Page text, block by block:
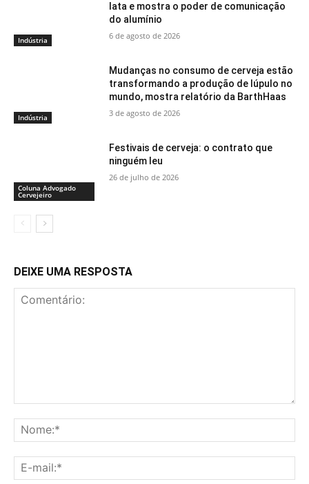
Indústria
lata e mostra o poder de comunicação
do alumínio
6 de agosto de 2026
Indústria
Mudanças no consumo de cerveja estão
transformando a produção de lúpulo no
mundo, mostra relatório da BarthHaas
3 de agosto de 2026
Coluna Advogado
Cervejeiro
Festivais de cerveja: o contrato que
ninguém leu
26 de julho de 2026
DEIXE UMA RESPOSTA